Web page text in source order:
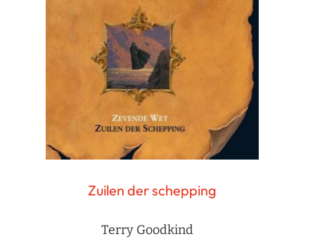
Zuilen der schepping
Terry Goodkind